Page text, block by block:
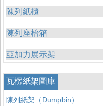
陳列紙櫃
陳列座枱箱
亞加力展示架
瓦楞紙架圖庫
陳列紙架（Dumpbin）